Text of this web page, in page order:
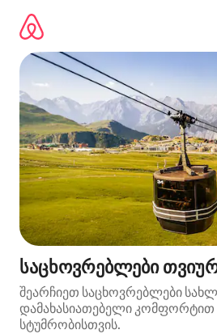
გადასვლა
საცხოვრებლები
შეარჩიეთ საცხოვრებლები
დამახასიათებელი კომფორტით
სტუმრობისთვის.